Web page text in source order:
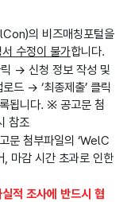
의 비즈매칭포털을
수정이 불가합니다.
릭 → 신청 정보 작성 및
드 → ‘최종제출’ 클릭
됩니다. ※ 공고문 첨
참조
문 첨부파일의 ‘WelC
, 마감 시간 초과로 인한
적 조사에 반드시 협